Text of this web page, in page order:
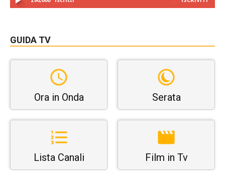
GUIDA TV
Ora in Onda Serata
Lista Canali Film in Tv